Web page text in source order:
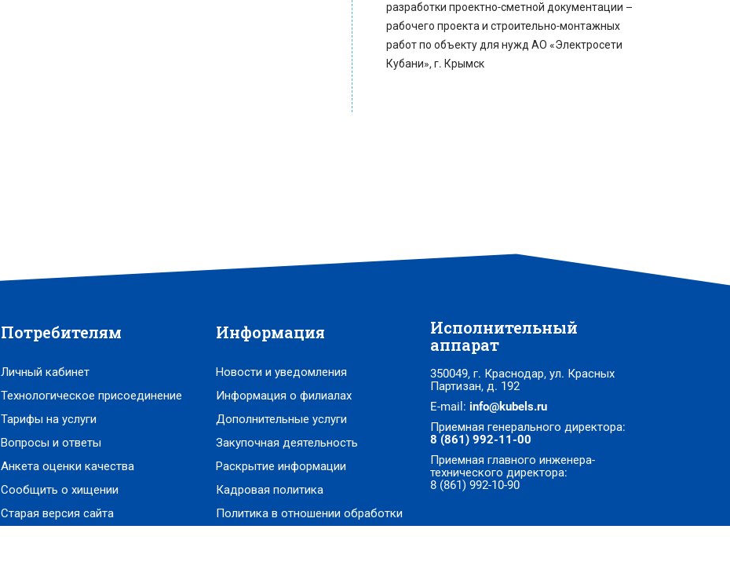
разработки проектно-сметной документации –
рабочего проекта и строительно-монтажных
работ по объекту для нужд АО «Электросети
Кубани», г. Крымск
Потребителям
Личный кабинет
Технологическое присоединение
Тарифы на услуги
Вопросы и ответы
Анкета оценки качества
Сообщить о хищении
Старая версия сайта
Информация
Новости и уведомления
Информация о филиалах
Дополнительные услуги
Закупочная деятельность
Раскрытие информации
Кадровая политика
Политика в отношении обработки
Исполнительный
аппарат
350049, г. Краснодар, ул. Красных
Партизан, д. 192
E-mail:info@kubels.ru
Приемная генерального директора:
8 (861) 992-11-00
Приемная главного инженера-
технического директора:
8 (861) 992-10-90